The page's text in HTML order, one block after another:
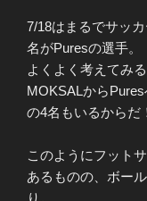
7/18はまるでサッ
名がPuresの選手。
よくよく考えてみ
MOKSALから
の4名もいるから
このようにフット
あるものの、ボー
り。